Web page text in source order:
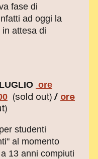
fase di
ad oggi la
attesa di
ore
(sold out) / ore
studenti
al momento
13 anni compiuti